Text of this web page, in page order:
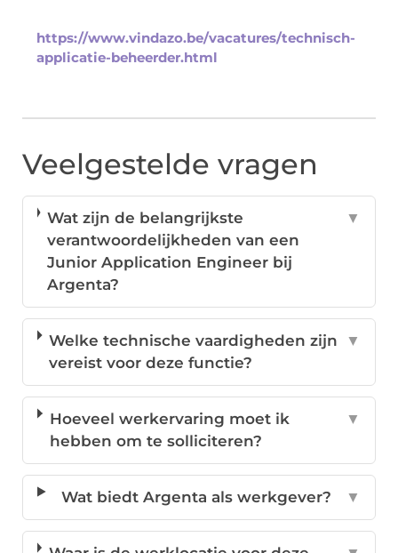
https://www.vindazo.be/vacatures/technisch-
applicatie-beheerder.html
Veelgestelde vragen
Wat zijn de belangrijkste
verantwoordelijkheden van een
Junior Application Engineer bij
Argenta?
▼
Welke technische vaardigheden zijn
vereist voor deze functie?
▼
Hoeveel werkervaring moet ik
hebben om te solliciteren?
▼
Wat biedt Argenta als werkgever? ▼